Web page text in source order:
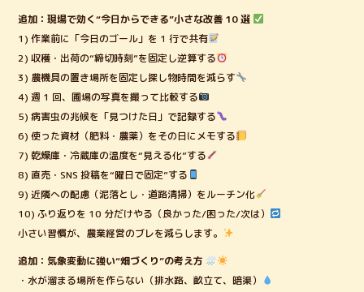
追加：現場で効く“今日からできる”小さな改善 10 選
1) 作業前に「今日のゴール」を 1 行で共有
2) 収穫・出荷の“締切時刻”を固定し逆算する
3) 農機具の置き場所を固定し探し物時間を減らす
4) 週 1 回、圃場の写真を撮って比較する
5) 病害虫の兆候を「見つけた日」で記録する
6) 使った資材（肥料・農薬）をその日にメモする
7) 乾燥庫・冷蔵庫の温度を“見える化”する
8) 直売・SNS 投稿を“曜日で固定”する
9) 近隣への配慮（泥落とし・道路清掃）をルーチン化
10) ふり返りを 10 分だけやる（良かった/困った/次は）
小さい習慣が、農業経営のブレを減らします。
追加：気象変動に強い“畑づくり”の考え方
・水が溜まる場所を作らない（排水路、畝立て、暗渠）